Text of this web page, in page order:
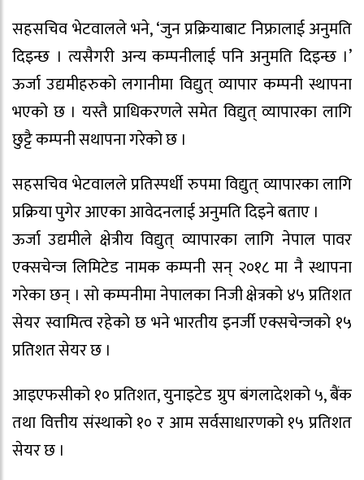
सहसचिव भेटवालले भने, ‘जुन प्रक्रियाबाट निफ्रालाई अनुमति
दिइन्छ । त्यसैगरी अन्य कम्पनीलाई पनि अनुमति दिइन्छ ।’
ऊर्जा उद्यमीहरुको लगानीमा विद्युत् व्यापार कम्पनी स्थापना
भएको छ । यस्तै प्राधिकरणले समेत विद्युत् व्यापारका लागि
छुट्टै कम्पनी सथापना गरेको छ ।
सहसचिव भेटवालले प्रतिस्पर्धी रुपमा विद्युत् व्यापारका लागि
प्रक्रिया पुगेर आएका आवेदनलाई अनुमति दिइने बताए ।
ऊर्जा उद्यमीले क्षेत्रीय विद्युत् व्यापारका लागि नेपाल पावर
एक्सचेन्ज लिमिटेड नामक कम्पनी सन् २०१८ मा नै स्थापना
गरेका छन् । सो कम्पनीमा नेपालका निजी क्षेत्रको ४५ प्रतिशत
सेयर स्वामित्व रहेको छ भने भारतीय इनर्जी एक्सचेन्जको १५
प्रतिशत सेयर छ ।
आइएफसीको १० प्रतिशत, युनाइटेड ग्रुप बंगलादेशको ५, बैंक
तथा वित्तीय संस्थाको १० र आम सर्वसाधारणको १५ प्रतिशत
सेयर छ ।